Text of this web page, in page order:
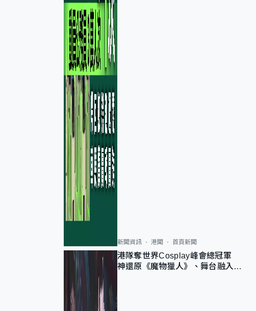
新聞資訊 港聞 首頁新聞
港隊奪世界Cosplay峰會總冠軍
神還原《魔物獵人》、舞台融入獅